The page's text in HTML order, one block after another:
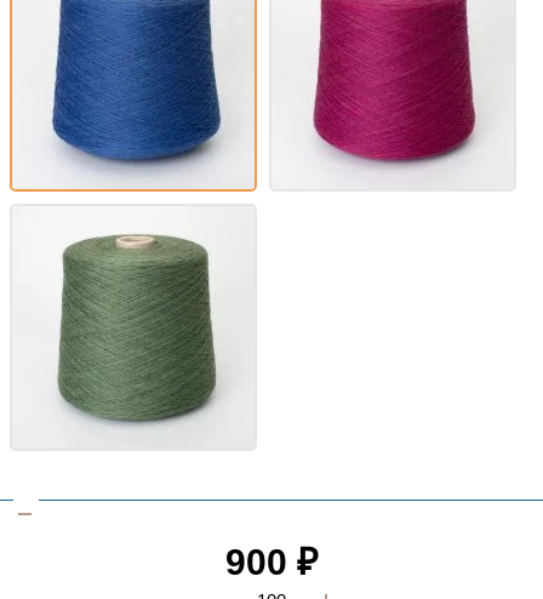
900 ₽